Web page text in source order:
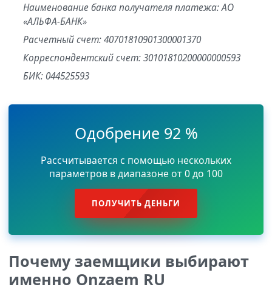
Наименование банка получателя платежа: АО
«АЛЬФА-БАНК»
Расчетный счет: 40701810901300001370
Корреспондентский счет: 30101810200000000593
БИК: 044525593
Одобрение 92 %
Рассчитывается с помощью нескольких
параметров в диапазоне от 0 до 100
ПОЛУЧИТЬ ДЕНЬГИ
Почему заемщики выбирают
именно Onzaem RU